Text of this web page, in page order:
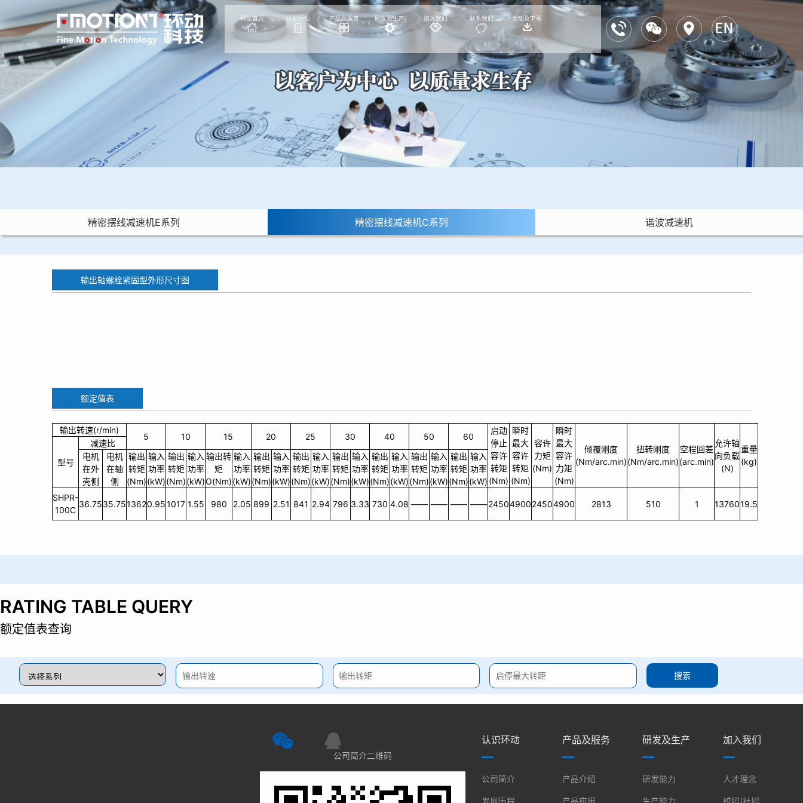
网站首页 认识环动 产品及服务 研发及生产 加入我们 联系我们 活动及下载
精密摆线减速机E系列 精密摆线减速机C系列 谐波减速机
输出轴螺栓紧固型外形尺寸图
额定值表
输出转速(r/min)
5 10 15 20 25 30 40 50 60
启动
停止
容许
转矩
(Nm)
瞬时
最大
容许
转矩
(Nm)
容许
力矩
(Nm)
瞬时
最大
容许
力矩
(Nm)
倾覆刚度
(Nm/arc.min)
扭转刚度
(Nm/arc.min)
空程回差
(arc.min)
允许轴
向负载
(N)
重量
(kg)
型号
减速比
电机
在外
壳侧
电机
在轴
侧
输出
转矩
(Nm)
输入
功率
(kW)
输出
转矩
(Nm)
输入
功率
(kW)
输出转
矩
O(Nm)
输入
功率
(kW)
输出
转矩
(Nm)
输入
功率
(kW)
输出
转矩
(Nm)
输入
功率
(kW)
输出
转矩
(Nm)
输入
功率
(kW)
输出
转矩
(Nm)
输入
功率
(kW)
输出
转矩
(Nm)
输入
功率
(kW)
输出
转矩
(Nm)
输入
功率
(kW)
SHPR-
100C
36.7535.7513620.951017 1.55 980 2.05 899 2.51 841 2.94 796 3.33 730 4.08 —— —— —— —— 2450490024504900 2813 510 1 1376019.5
RATING TABLE QUERY
额定值表查询
搜索
公司简介二维码
认识环动
公司简介
发展历程
产品及服务
产品介绍
产品应用
研发及生产
研发能力
生产能力
加入我们
人才理念
校招/社招